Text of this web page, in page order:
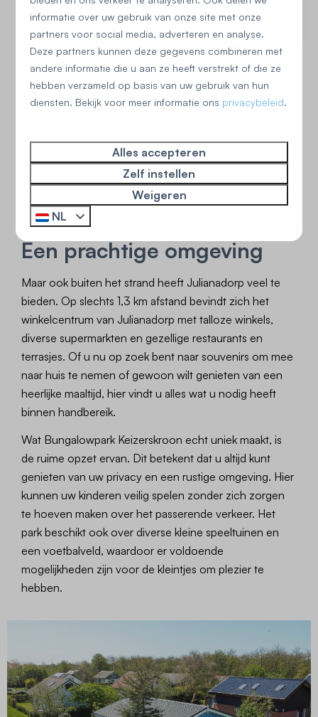
Bekijken
Meer resultaten (1)
Een prachtige omgeving
Maar ook buiten het strand heeft Julianadorp veel te
bieden. Op slechts 1,3 km afstand bevindt zich het
winkelcentrum van Julianadorp met talloze winkels,
diverse supermarkten en gezellige restaurants en
terrasjes. Of u nu op zoek bent naar souvenirs om mee
naar huis te nemen of gewoon wilt genieten van een
heerlijke maaltijd, hier vindt u alles wat u nodig heeft
binnen handbereik.
Wat Bungalowpark Keizerskroon echt uniek maakt, is
de ruime opzet ervan. Dit betekent dat u altijd kunt
genieten van uw privacy en een rustige omgeving. Hier
kunnen uw kinderen veilig spelen zonder zich zorgen
te hoeven maken over het passerende verkeer. Het
park beschikt ook over diverse kleine speeltuinen en
een voetbalveld, waardoor er voldoende
mogelijkheden zijn voor de kleintjes om plezier te
hebben.
informatie over uw gebruik van onze site met onze
partners voor social media, adverteren en analyse.
Deze partners kunnen deze gegevens combineren met
andere informatie die u aan ze heeft verstrekt of die ze
hebben verzameld op basis van uw gebruik van hun
diensten. Bekijk voor meer informatie ons privacybeleid.
Alles accepteren
Zelf instellen
Weigeren
NL